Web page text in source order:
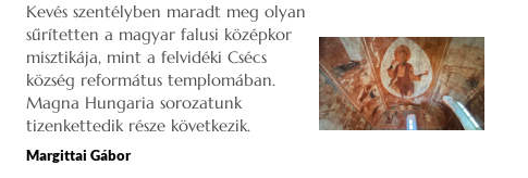
Kevés szentélyben maradt meg olyan
sűrítetten a magyar falusi középkor
misztikája, mint a felvidéki Csécs
község református templomában.
Magna Hungaria sorozatunk
tizenkettedik része következik.
Margittai Gábor